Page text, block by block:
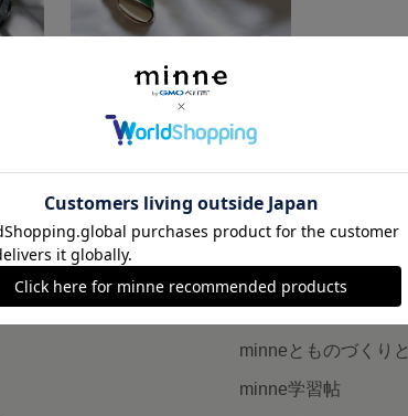
1,580円
読みもの
minneとものづくりと
minne学習帖